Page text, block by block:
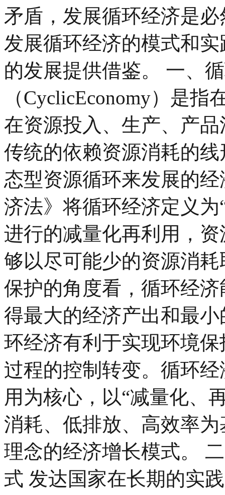
矛盾，发展循环经济是
发展循环经济的模式和
的发展提供借鉴。 一、
（CyclicEconomy）是
在资源投入、生产、产
传统的依赖资源消耗的
态型资源循环来发展的
济法》将循环经济定义
进行的减量化再利用，
够以尽可能少的资源消
保护的角度看，循环经
得最大的经济产出和最
环经济有利于实现环境
过程的控制转变。循环
用为核心，以“减量化、
消耗、低排放、高效率
理念的经济增长模式。
式 发达国家在长期的实